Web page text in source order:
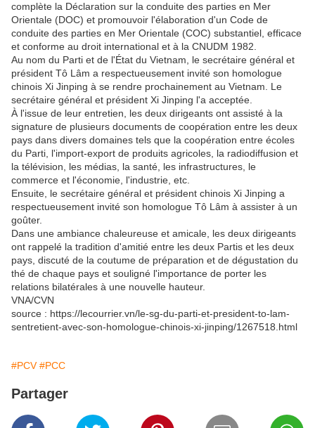
complète la Déclaration sur la conduite des parties en Mer
Orientale (DOC) et promouvoir l'élaboration d'un Code de
conduite des parties en Mer Orientale (COC) substantiel, efficace
et conforme au droit international et à la CNUDM 1982.
Au nom du Parti et de l'État du Vietnam, le secrétaire général et
président Tô Lâm a respectueusement invité son homologue
chinois Xi Jinping à se rendre prochainement au Vietnam. Le
secrétaire général et président Xi Jinping l'a acceptée.
À l'issue de leur entretien, les deux dirigeants ont assisté à la
signature de plusieurs documents de coopération entre les deux
pays dans divers domaines tels que la coopération entre écoles
du Parti, l'import-export de produits agricoles, la radiodiffusion et
la télévision, les médias, la santé, les infrastructures, le
commerce et l'économie, l'industrie, etc.
Ensuite, le secrétaire général et président chinois Xi Jinping a
respectueusement invité son homologue Tô Lâm à assister à un
goûter.
Dans une ambiance chaleureuse et amicale, les deux dirigeants
ont rappelé la tradition d'amitié entre les deux Partis et les deux
pays, discuté de la coutume de préparation et de dégustation du
thé de chaque pays et souligné l'importance de porter les
relations bilatérales à une nouvelle hauteur.
VNA/CVN
source : https://lecourrier.vn/le-sg-du-parti-et-president-to-lam-
sentretient-avec-son-homologue-chinois-xi-jinping/1267518.html
#PCV #PCC
Partager